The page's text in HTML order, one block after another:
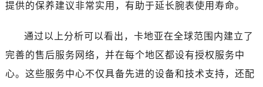
提供的保养建议非常实用，有助于延长腕表使用寿命。
通过以上分析可以看出，卡地亚在全球范围内建立了
完善的售后服务网络，并在每个地区都设有授权服务中
心。这些服务中心不仅具备先进的设备和技术支持，还配